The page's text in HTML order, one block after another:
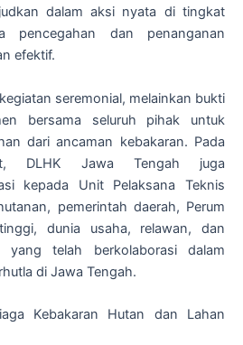
dalam aksi nyata di tingkat
pencegahan dan penanganan
efektif.
seremonial, melainkan bukti
bersama seluruh pihak untuk
dari ancaman kebakaran. Pada
DLHK Jawa Tengah juga
kepada Unit Pelaksana Teknis
pemerintah daerah, Perum
dunia usaha, relawan, dan
yang telah berkolaborasi dalam
di Jawa Tengah.
Kebakaran Hutan dan Lahan